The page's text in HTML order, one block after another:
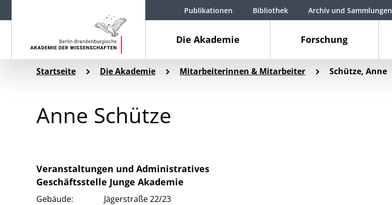
Die Akademie Forschung
Publikationen Bibliothek Archiv und Sammlungen
Startseite Die Akademie Mitarbeiterinnen & Mitarbeiter Schütze, Anne
Anne Schütze
Veranstaltungen und Administratives
Geschäftsstelle Junge Akademie
Gebäude:
Jägerstraße 22/23